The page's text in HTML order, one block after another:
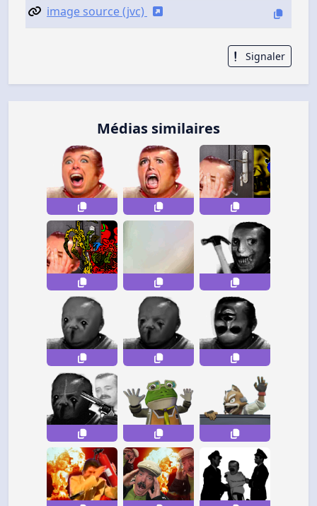
image source (jvc)
Signaler
Médias similaires